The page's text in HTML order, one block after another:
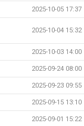
2025-10-05 17:37
2025-10-04 15:32
2025-10-03 14:00
2025-09-24 08:00
2025-09-23 09:55
2025-09-15 13:10
2025-09-01 15:22